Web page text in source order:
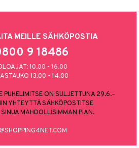
MEILLE SÄHKÖPOSTIA
9 18486
10.00 - 16.00
13.00 - 14.00
PUHELIMITSE ON SULJETTUNA 29.6.–
YHTEYTTÄ SÄHKÖPOSTITSE
MAHDOLLISIMMAN PIAN.